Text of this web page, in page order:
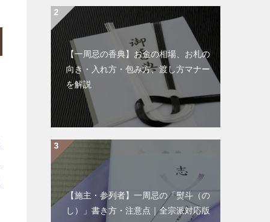
【一周忌の香典】お金の相場、お札の
向き・入れ方・包み方、渡し方マナー
を解説
【施主・参列者】一周忌の「熨斗（の
し）」書き方・注意点｜全宗派対応版